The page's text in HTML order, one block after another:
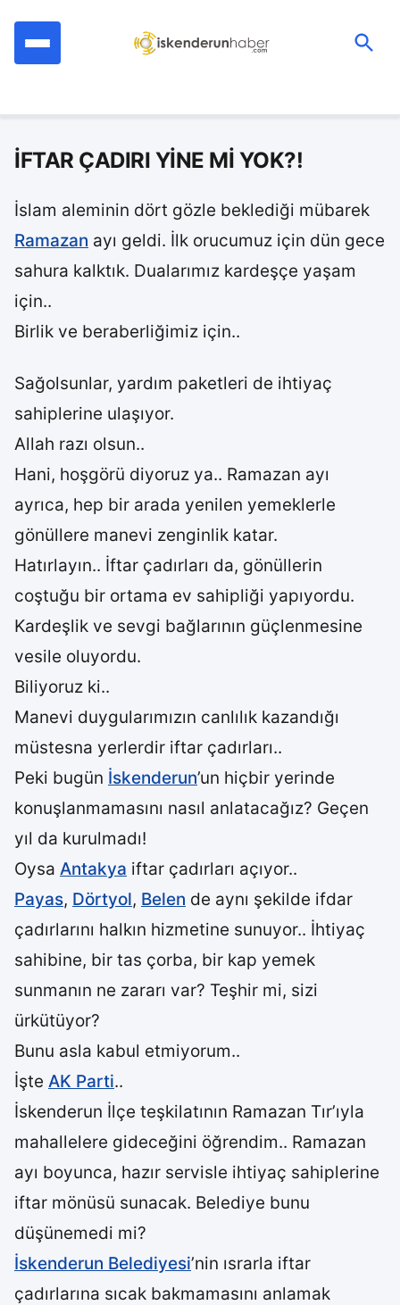
İFTAR ÇADIRI YİNE Mİ YOK?!
İslam aleminin dört gözle beklediği mübarek
Ramazan ayı geldi. İlk orucumuz için dün gece
sahura kalktık. Dualarımız kardeşçe yaşam
için..
Birlik ve beraberliğimiz için..
Sağolsunlar, yardım paketleri de ihtiyaç
sahiplerine ulaşıyor.
Allah razı olsun..
Hani, hoşgörü diyoruz ya.. Ramazan ayı
ayrıca, hep bir arada yenilen yemeklerle
gönüllere manevi zenginlik katar.
Hatırlayın.. İftar çadırları da, gönüllerin
coştuğu bir ortama ev sahipliği yapıyordu.
Kardeşlik ve sevgi bağlarının güçlenmesine
vesile oluyordu.
Biliyoruz ki..
Manevi duygularımızın canlılık kazandığı
müstesna yerlerdir iftar çadırları..
Peki bugün İskenderun’un hiçbir yerinde
konuşlanmamasını nasıl anlatacağız? Geçen
yıl da kurulmadı!
Oysa Antakya iftar çadırları açıyor..
Payas, Dörtyol, Belen de aynı şekilde ifdar
çadırlarını halkın hizmetine sunuyor.. İhtiyaç
sahibine, bir tas çorba, bir kap yemek
sunmanın ne zararı var? Teşhir mi, sizi
ürkütüyor?
Bunu asla kabul etmiyorum..
İşte AK Parti..
İskenderun İlçe teşkilatının Ramazan Tır’ıyla
mahallelere gideceğini öğrendim.. Ramazan
ayı boyunca, hazır servisle ihtiyaç sahiplerine
iftar mönüsü sunacak. Belediye bunu
düşünemedi mi?
İskenderun Belediyesi’nin ısrarla iftar
çadırlarına sıcak bakmamasını anlamak